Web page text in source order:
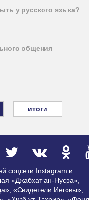
у русского языка?
общения
итоги
соцсети Instagram и
«Джабхат ан-Нусра»,
«Свидетели Иеговы»,